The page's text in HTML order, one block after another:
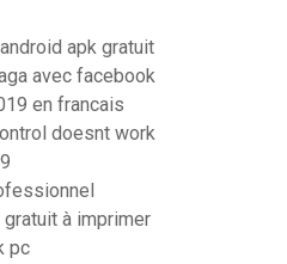
apk gratuit
avec facebook
en francais
doesnt work
à imprimer
pc